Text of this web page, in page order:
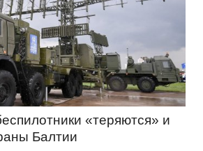
«теряются» и
Балтии